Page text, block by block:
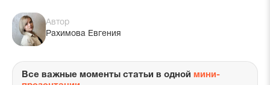
Автор
Рахимова Евгения
Все важные моменты статьи в одной мини-